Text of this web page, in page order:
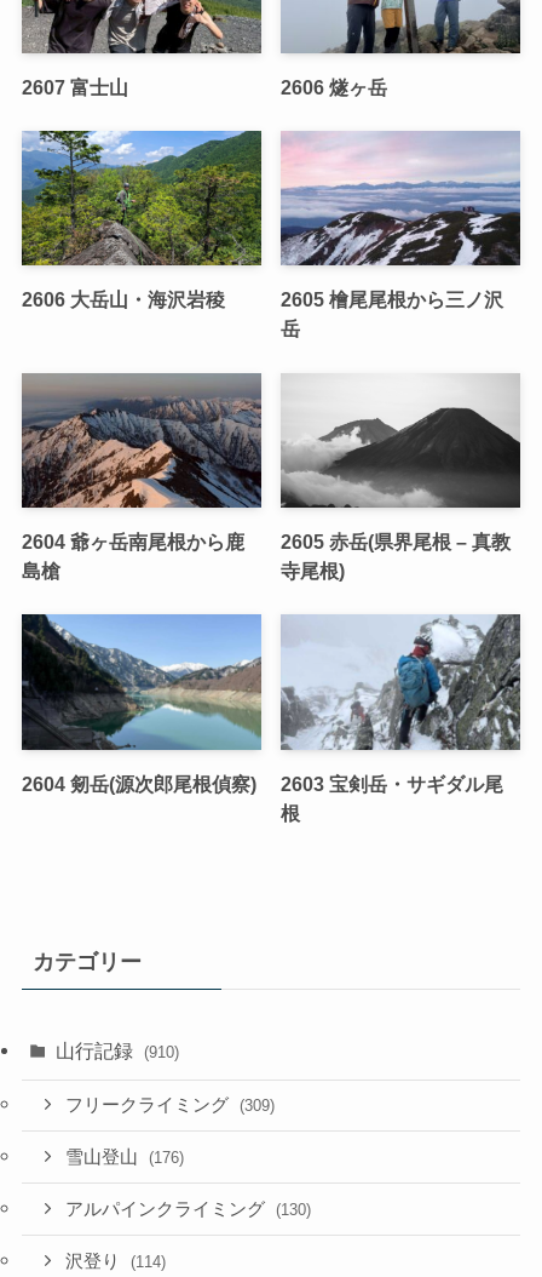
2607 富士山 2606 燧ヶ岳
2606 大岳山・海沢岩稜
2605 檜尾尾根から三ノ沢
岳
2604 爺ヶ岳南尾根から鹿
島槍
2605 赤岳(県界尾根 – 真教
寺尾根)
2604 剱岳(源次郎尾根偵察)
2603 宝剣岳・サギダル尾
根
カテゴリー
山行記録 (910)
フリークライミング (309)
雪山登山 (176)
アルパインクライミング (130)
沢登り (114)